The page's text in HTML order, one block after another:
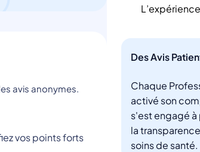
avis anonymes.
vos points forts
L’expérience
Des Avis
Chaque
activé son
s'est engagé
la
soins de santé.